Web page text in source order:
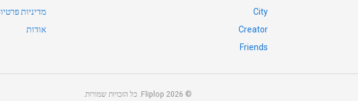
City
Creator
Friends
מדיניות
אודות
©
2026